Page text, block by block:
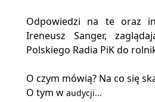
Odpowiedzi na te oraz
Ireneusz Sanger,
Polskiego Radia PiK do
O czym mówią? Na co się
O tym w audycji...